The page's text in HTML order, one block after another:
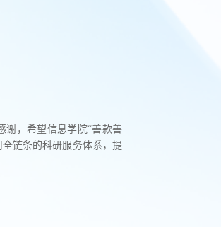
谢，希望信息学院“善款善
链条的科研服务体系，提